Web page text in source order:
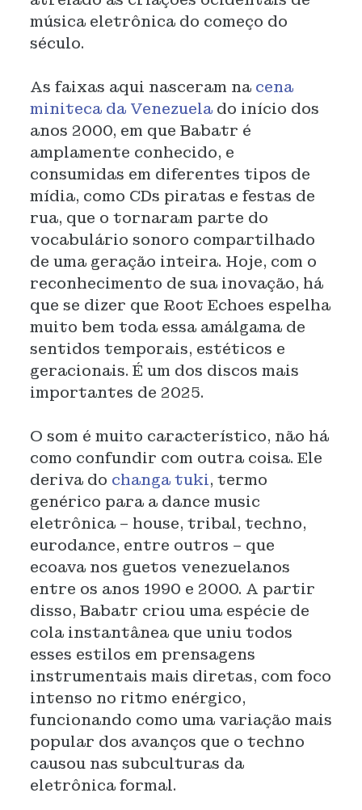
música eletrônica do começo do
século.
As faixas aqui nasceram na cena
miniteca da Venezuelado início dos
anos 2000, em que Babatr é
amplamente conhecido, e
consumidas em diferentes tipos de
mídia, como CDs piratas e festas de
rua, que o tornaram parte do
vocabulário sonoro compartilhado
de uma geração inteira. Hoje, com o
reconhecimento de sua inovação, há
que se dizer que Root Echoes espelha
muito bem toda essa amálgama de
sentidos temporais, estéticos e
geracionais. É um dos discos mais
importantes de 2025.
O som é muito característico, não há
como confundir com outra coisa. Ele
deriva do changa tuki, termo
genérico para a dance music
eletrônica – house, tribal, techno,
eurodance, entre outros – que
ecoava nos guetos venezuelanos
entre os anos 1990 e 2000. A partir
disso, Babatr criou uma espécie de
cola instantânea que uniu todos
esses estilos em prensagens
instrumentais mais diretas, com foco
intenso no ritmo enérgico,
funcionando como uma variação mais
popular dos avanços que o techno
causou nas subculturas da
eletrônica formal.